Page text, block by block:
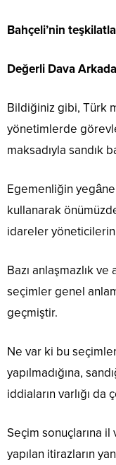
Bahçeli’nin
Değerli Dava
Bildiğiniz gibi, Türk
yönetimlerde
maksadıyla sandık
Egemenliğin
kullanarak
idareler
Bazı anlaşmazlık
seçimler genel
geçmiştir.
Ne var ki bu
yapılmadığına,
iddiaların varlığı da
Seçim sonuçlarına il
yapılan itirazların